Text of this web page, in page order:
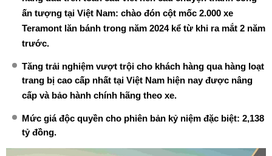
ấn tượng tại Việt Nam: chào đón cột mốc 2.000 xe
Teramont lăn bánh trong năm 2024 kể từ khi ra mắt 2 năm
trước.
Tăng trải nghiệm vượt trội cho khách hàng qua hàng loạt
trang bị cao cấp nhất tại Việt Nam hiện nay được nâng
cấp và bảo hành chính hãng theo xe.
Mức giá độc quyền cho phiên bản kỷ niệm đặc biệt: 2,138
tỷ đồng.